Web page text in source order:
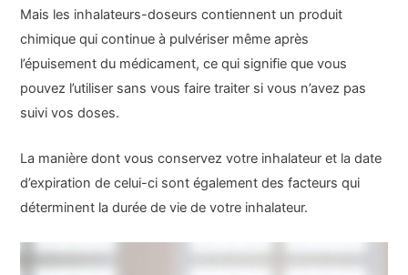
Mais les inhalateurs-doseurs contiennent un produit
chimique qui continue à pulvériser même après
l’épuisement du médicament, ce qui signifie que vous
pouvez l’utiliser sans vous faire traiter si vous n’avez pas
suivi vos doses.
La manière dont vous conservez votre inhalateur et la date
d’expiration de celui-ci sont également des facteurs qui
déterminent la durée de vie de votre inhalateur.